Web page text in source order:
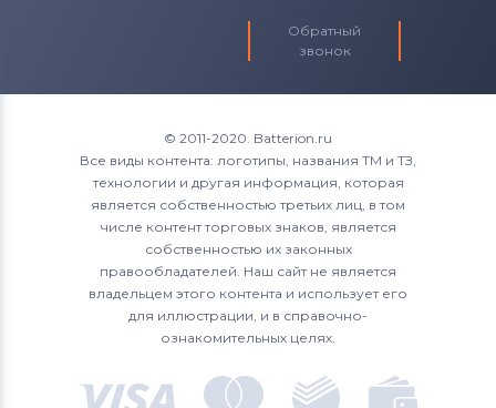
Обратный
звонок
© 2011-2020. Batterion.ru
Все виды контента: логотипы, названия ТМ и ТЗ,
технологии и другая информация, которая
является собственностью третьих лиц, в том
числе контент торговых знаков, является
собственностью их законных
правообладателей. Наш сайт не является
владельцем этого контента и использует его
для иллюстрации, и в справочно-
ознакомительных целях.